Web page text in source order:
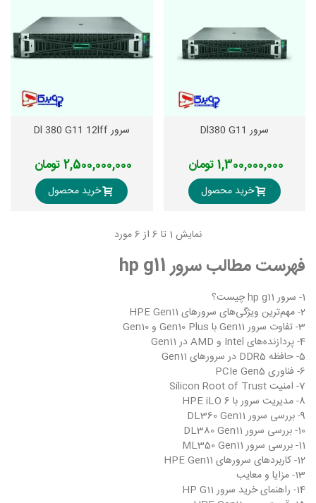
سرور Dl380 G11
1,300,000,000 تومان
خرید محصول
سرور Dl 380 G11 12lff
2,500,000,000 تومان
خرید محصول
نمایش 1 تا 6 از 6 مورد
فهرست مطالب سرور hp g11
1- سرور hp g11 چیست؟
2- مهم‌ترین ویژگی‌های سرورهای HPE Gen11
3- تفاوت سرور Gen11 با Gen10 Plus و Gen10
4- پردازنده‌های Intel و AMD در Gen11
5- حافظه DDR5 در سرورهای Gen11
6- فناوری PCIe Gen5
7- امنیت Silicon Root of Trust
8- مدیریت سرور با HPE iLO 6
9- بررسی سرور DL360 Gen11
10- بررسی سرور DL380 Gen11
11- بررسی سرور ML350 Gen11
12- کاربردهای سرورهای HPE Gen11
13- مزایا و معایب
14- راهنمای خرید سرور HP G11